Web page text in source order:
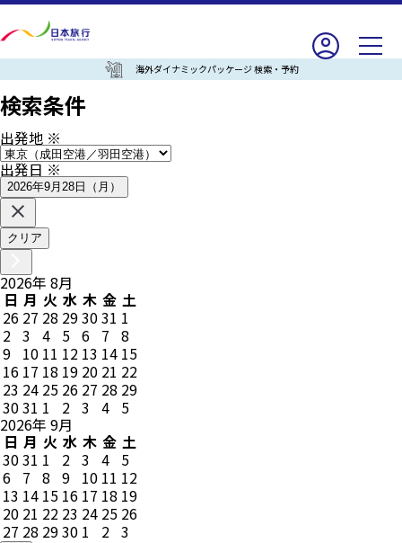
海外ダイナミックパッケージ 検索・予約
検索条件
出発地 ※
出発日※
2026年9月28日（月）
クリア
2026年 8月
日 月 火 水 木 金 土
26 27 28 293031 1
2 3 4 5 6 7 8
9 10 11 12 13 14 15
16 17 18 19 20 21 22
23 24 25 26 27 28 29
3031 1 2 3 4 5
2026年 9月
日 月 火 水 木 金 土
3031 1 2 3 4 5
6 7 8 9 10 11 12
13 14 15 16 17 18 19
20 21 22 23 24 25 26
27 28 2930 1 2 3